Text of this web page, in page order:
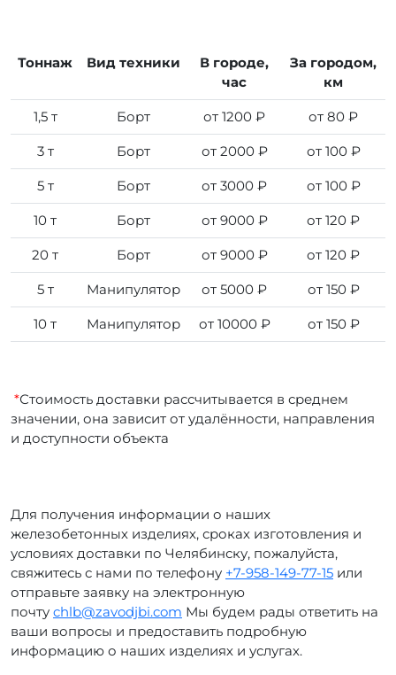
Тоннаж Вид техники
В городе,
час
За городом,
км
1,5 т Борт от 1200 ₽ от 80 ₽
3 т Борт от 2000 ₽ от 100 ₽
5 т Борт от 3000 ₽ от 100 ₽
10 т Борт от 9000 ₽ от 120 ₽
20 т Борт от 9000 ₽ от 120 ₽
5 т Манипулятор от 5000 ₽ от 150 ₽
10 т Манипулятор от 10000 ₽ от 150 ₽
*Стоимость доставки рассчитывается в среднем
значении, она зависит от удалённости, направления
и доступности объекта
Для получения информации о наших
железобетонных изделиях, сроках изготовления и
условиях доставки по Челябинску, пожалуйста,
свяжитесь с нами по телефону +7-958-149-77-15 или
отправьте заявку на электронную
почту chlb@zavodjbi.com Мы будем рады ответить на
ваши вопросы и предоставить подробную
информацию о наших изделиях и услугах.